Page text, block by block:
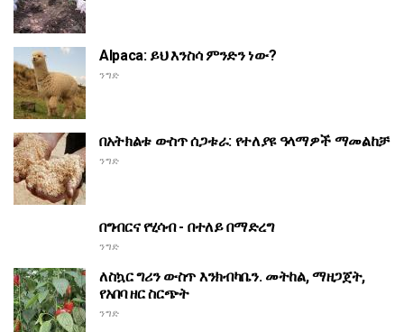
Alpaca: ይህ እንስሳ ምንድን ነው?
ንግድ
በአትክልቱ ውስጥ ሰጋቱራ: የተለያዩ ዓላማዎች ማመልከቻ
ንግድ
በግብርና የሂሳብ - በተለይ በማድረግ
ንግድ
ለስኳር ግሪን ውስጥ እንክብካቤን. መትከል, ማዘጋጀት,
የአበባ ዘር ስርጭት
ንግድ